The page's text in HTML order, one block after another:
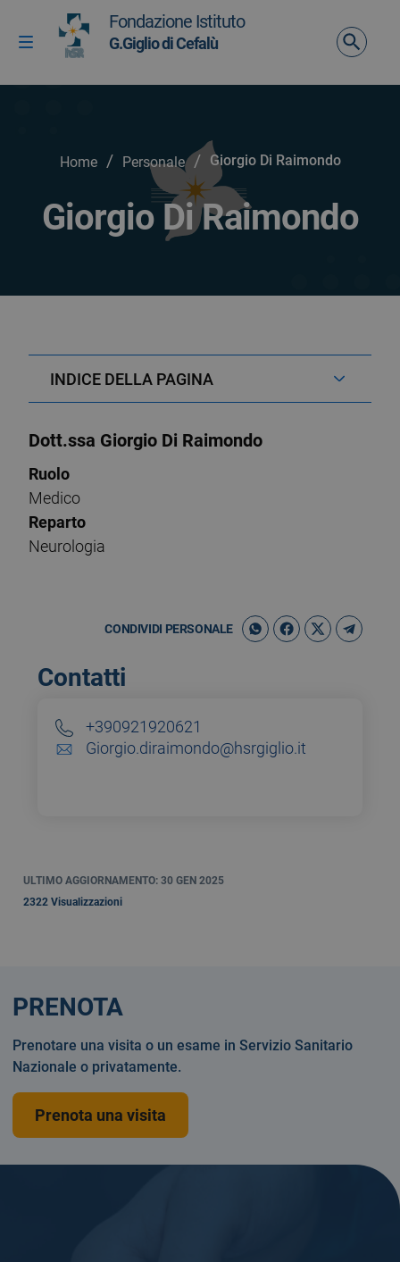
Vai ai contenuti
Vai al menu di navigazione
Vai al footer
Attiva / disattiva la navigazione
Fondazione Istituto
G.Giglio di Cefalù
Home / Personale / Giorgio Di Raimondo
Giorgio Di Raimondo
INDICE DELLA PAGINA
Dott.ssa Giorgio Di Raimondo
Ruolo
Medico
Reparto
Neurologia
CONDIVIDI PERSONALE
Contatti
+390921920621
Giorgio.diraimondo@hsrgiglio.it
ULTIMO AGGIORNAMENTO: 30 GEN 2025
2322 Visualizzazioni
PRENOTA
Prenotare una visita o un esame in Servizio Sanitario
Nazionale o privatamente.
Prenota una visita